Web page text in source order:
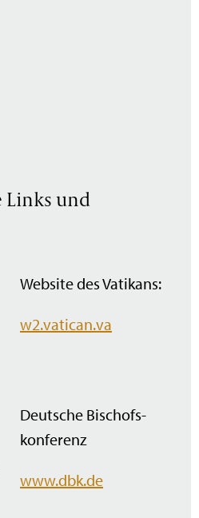
und
Website des Vatikans:
w2.vatican.va
Deutsche Bischofs­
konferenz
www.dbk.de